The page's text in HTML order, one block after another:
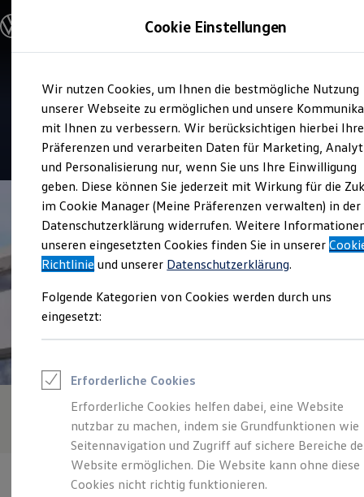
Hauptinhalt
springen
Footer
springen
Modelle & Konfigurator
Nutzfahrzeugkategorien entdecken
Modelle konfigurieren
Vorgängermodelle und Oldtimer
Vorgängermodelle
Oldtimer
Bulli Historie
Branchenlösungen & Gewerbekunden
Umbaulösungen und Hersteller finden
Auf- und Umbauten entdecken & konfigurieren
Groß- und Sonderkunden
Großkunden
Kommunen & Behörden
Journalisten
Sportvereine
Branchenlösungen
Gewerbliche Personenbeförderung
Service & mobile Werkstätten
Kühlfahrzeuge
ONE Business ID Vorteile
Fahrzeugsuche & Marktplatz
Fahrzeugsuche
Fahrzeuge online kaufen
Digitaler Marktplatz
Kauf & Finanzierung
Online-Fahrzeugbewertung
Aktionen & Angebote
Service
Autohaus Tost
4.9| 27 Bewertungen
Cookie Einstellungen
Wir nutzen Cookies, um Ihnen die bestmögliche Nutzung
unserer Webseite zu ermöglichen und unsere
mit Ihnen zu verbessern. Wir berücksichtigen hierbei Ihre
Präferenzen und verarbeiten Daten für Marketing,
und Personalisierung nur, wenn Sie uns Ihre Einwilligung
geben. Diese können Sie jederzeit mit Wirkung für die
im Cookie Manager (Meine Präferenzen verwalten) in der
Datenschutzerklärung widerrufen. Weitere
unseren eingesetzten Cookies finden Sie in unserer
Richtlinie und unserer Datenschutzerklärung.
Folgende Kategorien von Cookies werden durch uns
eingesetzt:
Erforderliche Cookies
Erforderliche Cookies helfen dabei, eine Website
nutzbar zu machen, indem sie Grundfunktionen wie
Seitennavigation und Zugriff auf sichere Bereiche
Website ermöglichen. Die Website kann ohne diese
Cookies nicht richtig funktionieren.